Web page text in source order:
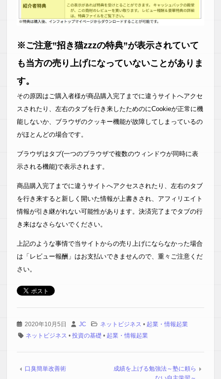
※ご注意”招き猫zzzの特典”が表示されていて
も当方の売り上げになっていないことがありま
す。
その原因はご購入者様が商品購入完了までに違うサイトへアクセ
スされたり、左右のタブを行き来したためのにCookieが正常に機
能しないか、ブラウザのクッキー機能が故障してしまっているの
がほとんどの場合です。
ブラウザはタブ(一つのブラウザで複数のウィンドウが同時に表
示される機能)で表示されます。
商品購入完了までに違うサイトへアクセスされたり、左右のタブ
を行き来すると新しく開いた情報が上書きされ、アフィリエイト
情報が引き継がれない可能性があります。決済完了までタブの行
き来はなさらないでください。
上記のような事情で当サイトからの売り上げにならなかった場合
は「レビュー報酬」はお支払いできませんので、重々ご注意くだ
さい。
2020年10月5日 JC ネットビジネス • 起業・情報起業
ネットビジネス • 投資の基礎 • 起業・情報起業
口臭簡単改善術
成績を上げる勉強法～塾に頼ら